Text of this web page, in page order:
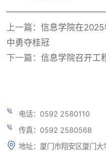
上一篇：信息学院在
中勇夺桂冠
下一篇：信息学院召开工
电话：0592 2580110
传真：0592 2580568
地址：厦门市翔安区厦门